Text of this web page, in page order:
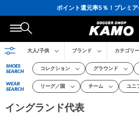
会員の方にはお誕生月に「10％OFFク
16,000円(税込)以上でシューズケ
3,300円(税込)以上で送料
大人/子供 ブランド カテゴリー
SHOES
SEARCH
コレクション グラウンド
WEAR
SEARCH
リーグ／国 チーム ユニ
イングランド代表